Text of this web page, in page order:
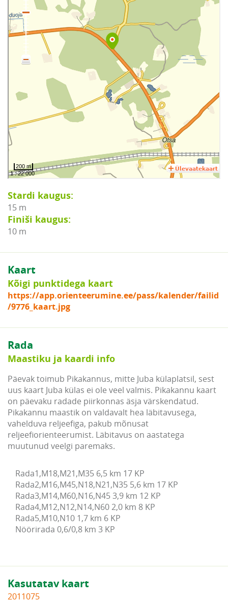
Stardi kaugus:
15 m
Finiši kaugus:
10 m
Kaart
Kõigi punktidega kaart
https://app.orienteerumine.ee/pass/kalender/failid
/9776_kaart.jpg
Rada
Maastiku ja kaardi info
Päevak toimub Pikakannus, mitte Juba külaplatsil, sest
uus kaart Juba külas ei ole veel valmis. Pikakannu kaart
on päevaku radade piirkonnas äsja värskendatud.
Pikakannu maastik on valdavalt hea läbitavusega,
vahelduva reljeefiga, pakub mõnusat
reljeefiorienteerumist. Läbitavus on aastatega
muutunud veelgi paremaks.
Rada1,M18,M21,M35 6,5 km 17 KP
Rada2,M16,M45,N18,N21,N35 5,6 km 17 KP
Rada3,M14,M60,N16,N45 3,9 km 12 KP
Rada4,M12,N12,N14,N60 2,0 km 8 KP
Rada5,M10,N10 1,7 km 6 KP
Nöörirada 0,6/0,8 km 3 KP
Kasutatav kaart
2011075